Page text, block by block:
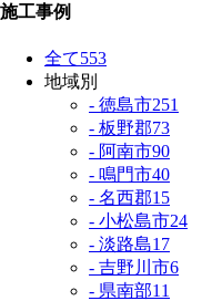
施工事例
全て553
地域別
- 徳島市251
- 板野郡73
- 阿南市90
- 鳴門市40
- 名西郡15
- 小松島市24
- 淡路島17
- 吉野川市6
- 県南部11